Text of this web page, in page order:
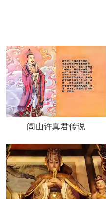
闾山许真君传说